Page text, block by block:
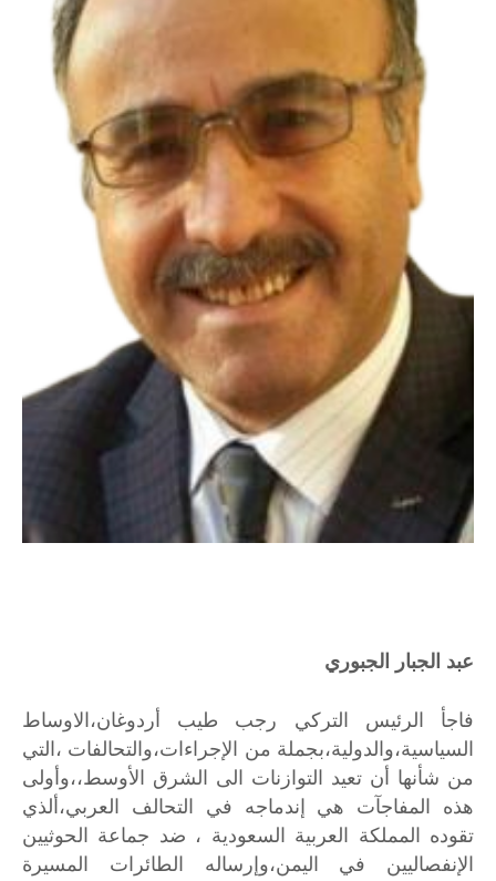
عبد الجبار الجبوري
فاجأ الرئيس التركي رجب طيب
أردوغان،الاوساط
السياسية،والدولية،بجملة من الإجراءات،والتحالفات ،التي
من شأنها أن تعيد التوازنات الى الشرق الأوسط،،وأولى
هذه
المفاجآت هي إندماجه في التحالف
العربي،ألذي
تقوده المملكة العربية السعودية ، ضد جماعة الحوثيين
الإنفصاليين
في اليمن،وإرساله الطائرات
المسيرة